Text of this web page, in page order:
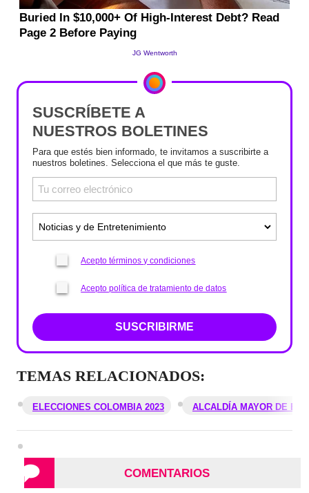
SUSCRÍBETE A
NUESTROS BOLETINES
Para que estés bien informado, te invitamos a suscribirte a
nuestros boletines. Selecciona el que más te guste.
Acepto términos y condiciones
Acepto política de tratamiento de datos
SUSCRIBIRME
TEMAS RELACIONADOS:
ELECCIONES COLOMBIA 2023 ALCALDÍA MAYOR DE
COMENTARIOS